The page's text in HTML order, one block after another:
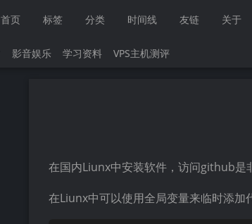
首页 标签 分类 时间线 友链 关于
影音娱乐 学习资料 VPS主机测评
在国内Liunx中安装软件，访问github是
在Liunx中可以使用全局变量来临时添加